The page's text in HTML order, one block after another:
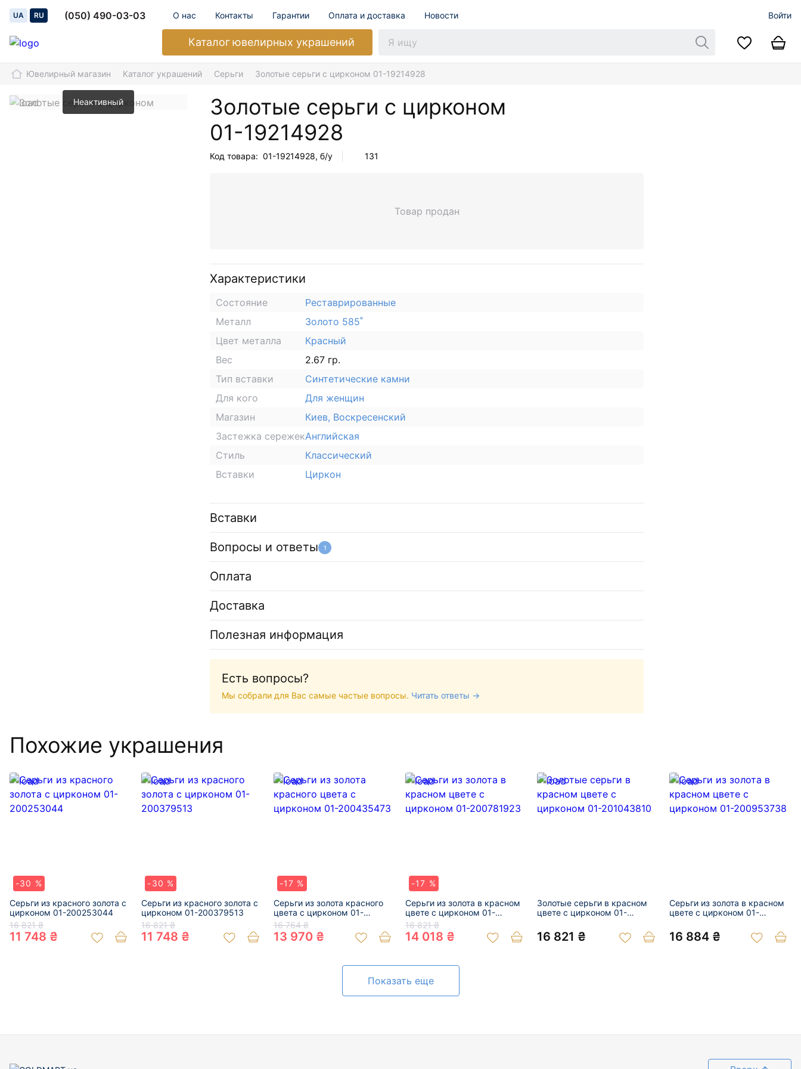
UA RU (050) 490-03-03 О нас Контакты Гарантии Оплата и доставка Новости Войти
Каталогювелирных украшений
Ювелирный магазин Каталог украшений Серьги Золотые серьги с цирконом 01-19214928
Неактивный
Золотые серьги с цирконом
01-19214928
Код товара: 01-19214928, б/у 131
Товар продан
Характеристики
Состояние
Реставрированные
Металл
Золото 585˚
Цвет металла
Красный
Вес
2.67 гр.
Тип вставки
Синтетические камни
Для кого
Для женщин
Магазин
Киев, Воскресенский
Застежка сережекАнглийская
Стиль
Классический
Вставки
Циркон
Вставки
Вопросы и ответы 1
Оплата
Доставка
Полезная информация
Есть вопросы?
Мы собрали для Вас самые частые вопросы. Читать ответы →
Похожие украшения
-30 %
Серьги из красного золота с
цирконом 01-200253044
16 821 ₴
11 748 ₴
-30 %
Серьги из красного золота с
цирконом 01-200379513
16 821 ₴
11 748 ₴
-17 %
Серьги из золота красного
цвета с цирконом 01-
200435473
16 764 ₴
13 970 ₴
-17 %
Серьги из золота в красном
цвете с цирконом 01-
200781923
16 821 ₴
14 018 ₴
Золотые серьги в красном
цвете с цирконом 01-
16 821 ₴
Серьги из золота в красном
цвете с цирконом 01-
16 884 ₴
Показать еще